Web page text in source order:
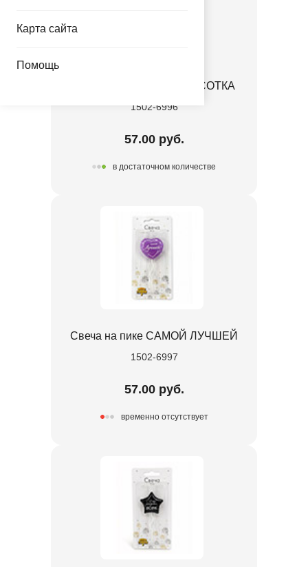
Карта сайта
Помощь
Свеча на пике С ДР КРАСОТКА
1502-6996
57.00 руб.
в достаточном количестве
Свеча на пике САМОЙ ЛУЧШЕЙ
1502-6997
57.00 руб.
временно отсутствует